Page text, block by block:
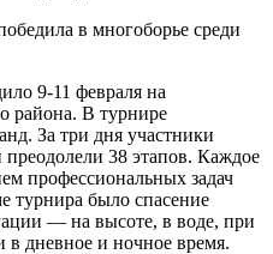
9-11 февраля на
района. В турнире
За три дня участники
38 этапов. Каждое
профессиональных задач
турнира было спасение
— на высоте, в воде, при
дневное и ночное время.